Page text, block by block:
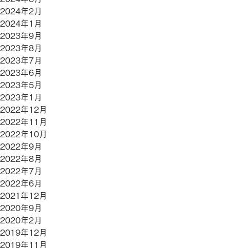
2024年2月
2024年1月
2023年9月
2023年8月
2023年7月
2023年6月
2023年5月
2023年1月
2022年12月
2022年11月
2022年10月
2022年9月
2022年8月
2022年7月
2022年6月
2021年12月
2020年9月
2020年2月
2019年12月
2019年11月